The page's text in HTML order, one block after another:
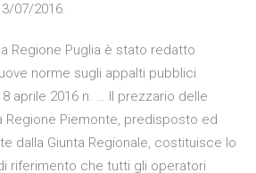
07/2016.
Regione Puglia è stato redatto
norme sugli appalti pubblici
aprile 2016 n. … Il prezzario delle
Regione Piemonte, predisposto ed
dalla Giunta Regionale, costituisce lo
riferimento che tutti gli operatori